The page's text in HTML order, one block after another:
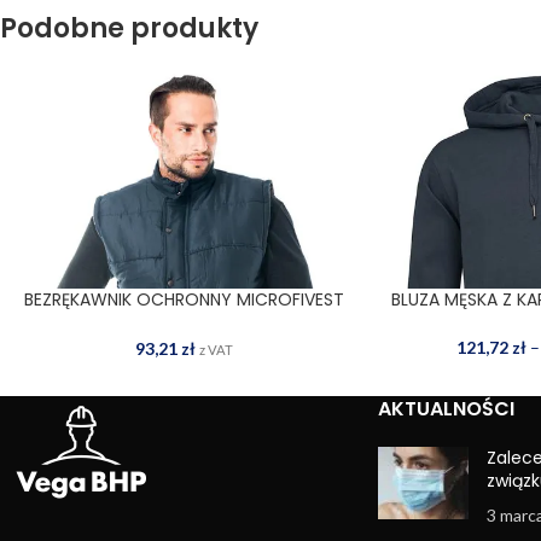
Podobne produkty
WYBIERZ OPCJE
BEZRĘKAWNIK OCHRONNY MICROFIVEST
93,21 zł z VAT
WYBIERZ OPCJE
BLUZA MĘSKA Z
121,72 zł –
AKTUALNOŚCI
3